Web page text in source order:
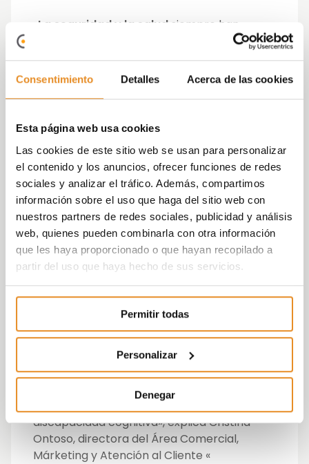
Consentimiento Detalles Acerca de las cookies
Esta página web usa cookies
Las cookies de este sitio web se usan para personalizar
el contenido y los anuncios, ofrecer funciones de redes
sociales y analizar el tráfico. Además, compartimos
información sobre el uso que haga del sitio web con
nuestros partners de redes sociales, publicidad y análisis
web, quienes pueden combinarla con otra información
que les haya proporcionado o que hayan recopilado a
partir del uso que haya hecho de sus servicios.
Permitir todas
Personalizar
Denegar
La seguridad y la salud siempre han
caracterizado a todas las promociones de la
firma. Por ello, todas ellas cuentan en las
zonas comunes con un desfibrilador,
con escasa movilidad como para personas
apunta la compañía en un comunicado.
La compañía se posiciona, una vez más, en
el sector al ser laprimera promotora
inmobiliaria en obtener este sello en uno
de sus edificios residenciales.
«En Vía Célere no sólo construimos viviendas
con las técnicas más innovadoras si no que
siempre las realizamos buscando la
seguridad y la salud de las personas que las
habitarán, para ello, contamos
sistemas novedosos e
innovadores,como pueden ser los caminos
luminiscentes que, además de decorativos,
cubren necesidades para personas con
discapacidad cognitiva», explica Cristina
Ontoso, directora del Área Comercial,
Márketing y Atención al Cliente «